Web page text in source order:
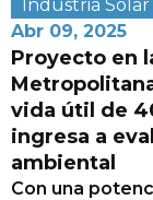
Industria Solar
Abr 09, 2025
Proyecto en
vida útil de
ingresa a
ambiental
Con una